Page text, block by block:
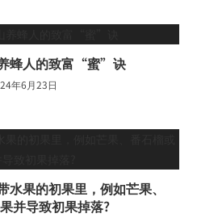
蜂人的致富“蜜”诀
年6月23日
果的初果里，例如芒果、
并导致初果掉落?